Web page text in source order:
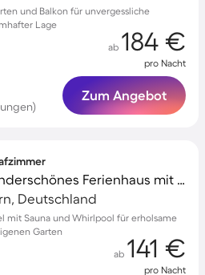
und Balkon für unvergessliche
Lage
ab 184 €
pro Nacht
Zum Angebot
Voll ausgestattetes wunderschönes Ferienhaus mit Garten, Terrasse und Sauna | Gartenblick
Deutschland
mit Sauna und Whirlpool für erholsame
Garten
ab 141 €
pro Nacht